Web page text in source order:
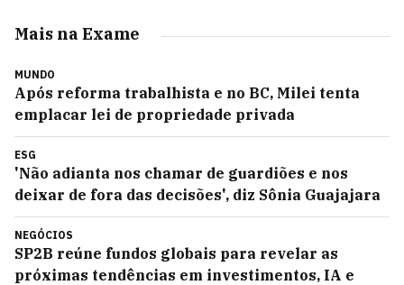
Mais na Exame
MUNDO
Após reforma trabalhista e no BC, Milei tenta
emplacar lei de propriedade privada
ESG
'Não adianta nos chamar de guardiões e nos
deixar de fora das decisões', diz Sônia Guajajara
NEGÓCIOS
SP2B reúne fundos globais para revelar as
próximas tendências em investimentos, IA e